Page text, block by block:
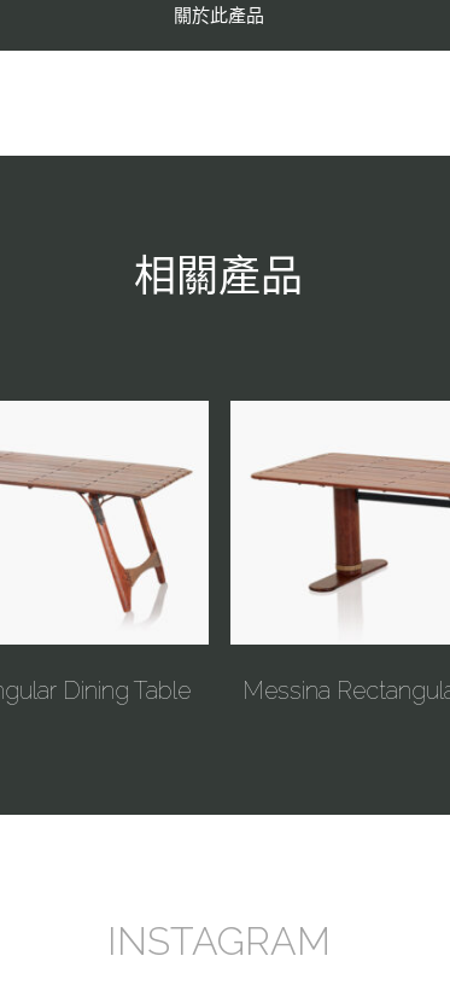
關於此產品
相關產品
Dining Table Messina
INSTAGRAM